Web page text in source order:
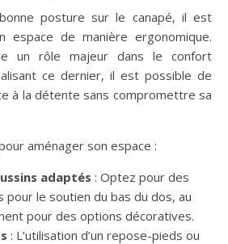
posture sur le canapé, il est
espace de manière ergonomique.
un rôle majeur dans le confort
ce dernier, il est possible de
à la détente sans compromettre sa
aménager son espace :
adaptés : Optez pour des
pour le soutien du bas du dos, au
pour des options décoratives.
: L’utilisation d’un repose-pieds ou